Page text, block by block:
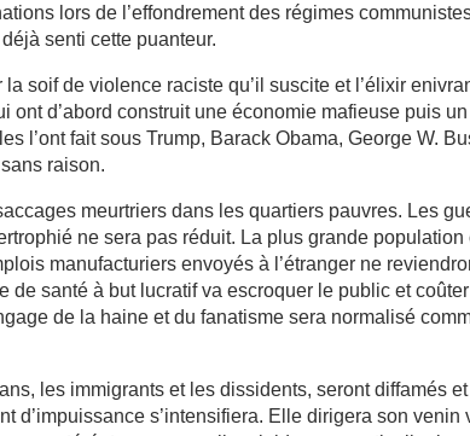
lors de l’effondrement des régimes
senti cette puanteur.
soif de violence raciste qu’il suscite et l’élixir
d’abord construit une économie mafieuse puis
l’ont fait sous Trump, Barack Obama, George W.
raison.
meurtriers dans les quartiers pauvres. Les
ne sera pas réduit. La plus grande population
manufacturiers envoyés à l’étranger ne
de santé à but lucratif va escroquer le public et
de la haine et du fanatisme sera normalisé
les immigrants et les dissidents, seront diffamés
d’impuissance s’intensifiera. Elle dirigera son venin